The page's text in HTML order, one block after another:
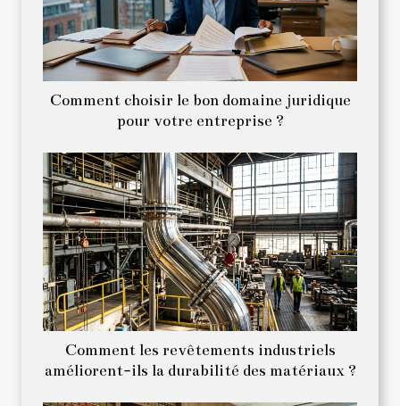
Comment choisir le bon domaine juridique
pour votre entreprise ?
Comment les revêtements industriels
améliorent-ils la durabilité des matériaux ?